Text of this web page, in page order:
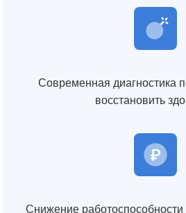
Современная диагностика
восстановить
Снижение работоспособности